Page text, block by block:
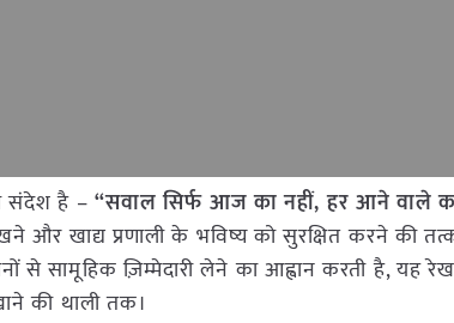
संदेश है – “सवाल सिर्फ आज का नहीं, हर आने वाले
और खाद्य प्रणाली के भविष्य को सुरक्षित करने की
से सामूहिक ज़िम्मेदारी लेने का आह्वान करती है, यह
की थाली तक।